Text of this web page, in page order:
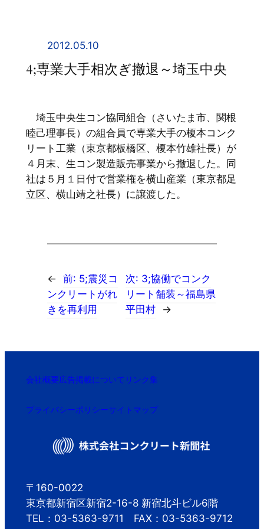
2012.05.10
4;専業大手相次ぎ撤退～埼玉中央
埼玉中央生コン協同組合（さいたま市、関根
睦己理事長）の組合員で専業大手の榎本コンク
リート工業（東京都板橋区、榎本竹雄社長）が
４月末、生コン製造販売事業から撤退した。同
社は５月１日付で営業権を横山産業（東京都足
立区、横山靖之社長）に譲渡した。
← 前: 5;震災コ
ンクリートがれ
きを再利用
次: 3;協働でコンク
リート舗装～福島県
平田村
→
会社概要広告掲載について リンク集
プライバシーポリシーサイトマップ
〒160-0022
東京都新宿区新宿2-16-8 新宿北斗ビル6階
TEL：03-5363-9711 FAX：03-5363-9712